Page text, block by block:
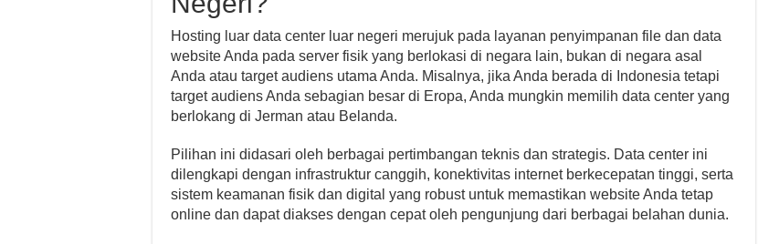
Hosting luar data center luar negeri merujuk pada layanan penyimpanan file dan data
website Anda pada server fisik yang berlokasi di negara lain, bukan di negara asal
Anda atau target audiens utama Anda. Misalnya, jika Anda berada di Indonesia tetapi
target audiens Anda sebagian besar di Eropa, Anda mungkin memilih data center yang
berlokang di Jerman atau Belanda.
Pilihan ini didasari oleh berbagai pertimbangan teknis dan strategis. Data center ini
dilengkapi dengan infrastruktur canggih, konektivitas internet berkecepatan tinggi, serta
sistem keamanan fisik dan digital yang robust untuk memastikan website Anda tetap
online dan dapat diakses dengan cepat oleh pengunjung dari berbagai belahan dunia.